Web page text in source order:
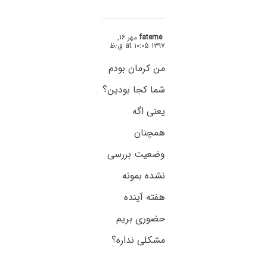
fateme مهر ۱۶,
۱۳۹۷ at ۱۰:۰۵ ق٫ظ
من کرمان بودم
شما کجا بودین؟
یعنی اگه
همچنان
وضعیت بررسی
نشده بمونه
هفته آینده
حضوری بریم
مشکلی نداره؟